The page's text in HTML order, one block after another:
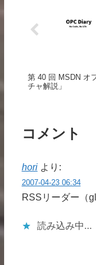
第 40 回 MSDN オ
チャ解説」
コメント
hori より:
2007-04-23 06:34
RSSリーダー（
読み込み中…